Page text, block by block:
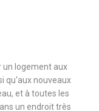
un logement aux
qu'aux nouveaux
et à toutes les
un endroit très